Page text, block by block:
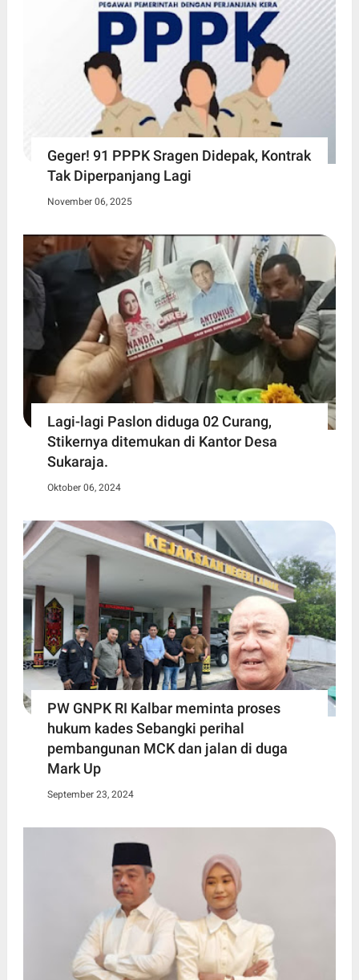
Geger! 91 PPPK Sragen Didepak, Kontrak
Tak Diperpanjang Lagi
November 06, 2025
Lagi-lagi Paslon diduga 02 Curang,
Stikernya ditemukan di Kantor Desa
Sukaraja.
Oktober 06, 2024
PW GNPK RI Kalbar meminta proses
hukum kades Sebangki perihal
pembangunan MCK dan jalan di duga
Mark Up
September 23, 2024